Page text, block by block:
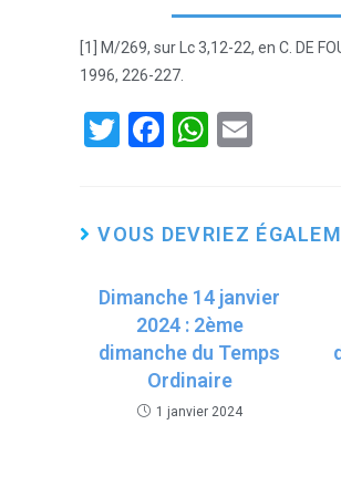
[1] M/269, sur Lc 3,12-22, en C. DE
1996, 226-227.
T
er
F
b
o
k
W
s
p
p
VOUS DEVRIEZ
Dimanche 14 janvier
2024 : 2ème
dimanche du Temps
Ordinaire
1 janvier 2024